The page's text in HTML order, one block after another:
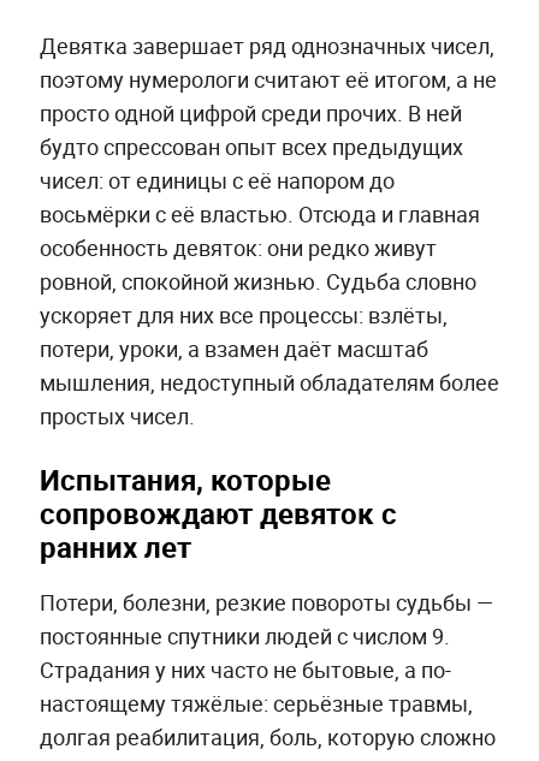
Девятка завершает ряд однозначных чисел,
поэтому нумерологи считают её итогом, а не
просто одной цифрой среди прочих. В ней
будто спрессован опыт всех предыдущих
чисел: от единицы с её напором до
восьмёрки с её властью. Отсюда и главная
особенность девяток: они редко живут
ровной, спокойной жизнью. Судьба словно
ускоряет для них все процессы: взлёты,
потери, уроки, а взамен даёт масштаб
мышления, недоступный обладателям более
простых чисел.
Испытания, которые
сопровождают девяток с
ранних лет
Потери, болезни, резкие повороты судьбы —
постоянные спутники людей с числом 9.
Страдания у них часто не бытовые, а по-
настоящему тяжёлые: серьёзные травмы,
долгая реабилитация, боль, которую сложно